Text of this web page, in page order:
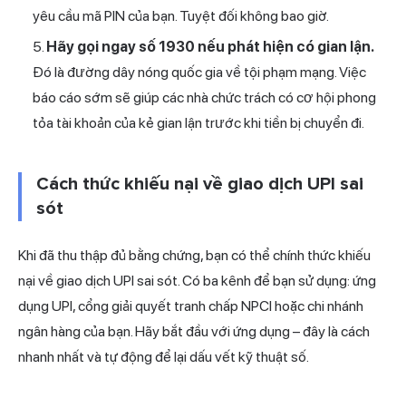
yêu cầu mã PIN của bạn. Tuyệt đối không bao giờ.
Hãy gọi ngay số 1930 nếu phát hiện có gian lận.
Đó là đường dây nóng quốc gia về tội phạm mạng. Việc
báo cáo sớm sẽ giúp các nhà chức trách có cơ hội phong
tỏa tài khoản của kẻ gian lận trước khi tiền bị chuyển đi.
Cách thức khiếu nại về giao dịch UPI sai
sót
Khi đã thu thập đủ bằng chứng, bạn có thể chính thức khiếu
nại về giao dịch UPI sai sót. Có ba kênh để bạn sử dụng: ứng
dụng UPI, cổng giải quyết tranh chấp NPCI hoặc chi nhánh
ngân hàng của bạn. Hãy bắt đầu với ứng dụng – đây là cách
nhanh nhất và tự động để lại dấu vết kỹ thuật số.